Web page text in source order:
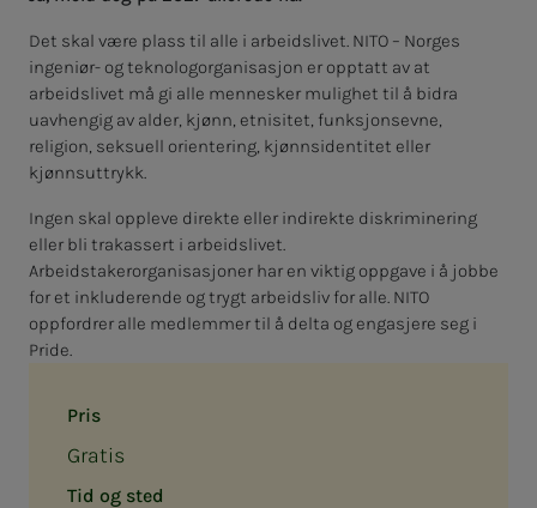
Pris
Gratis
Tid og sted
Det skal være plass til alle i arbeidslivet. NITO – Norges
ingeniør- og teknologorganisasjon er opptatt av at
arbeidslivet må gi alle mennesker mulighet til å bidra
uavhengig av alder, kjønn, etnisitet, funksjonsevne,
religion, seksuell orientering, kjønnsidentitet eller
kjønnsuttrykk.
Ingen skal oppleve direkte eller indirekte diskriminering
eller bli trakassert i arbeidslivet.
Arbeidstakerorganisasjoner har en viktig oppgave i å jobbe
for et inkluderende og trygt arbeidsliv for alle. NITO
oppfordrer alle medlemmer til å delta og engasjere seg i
Pride.